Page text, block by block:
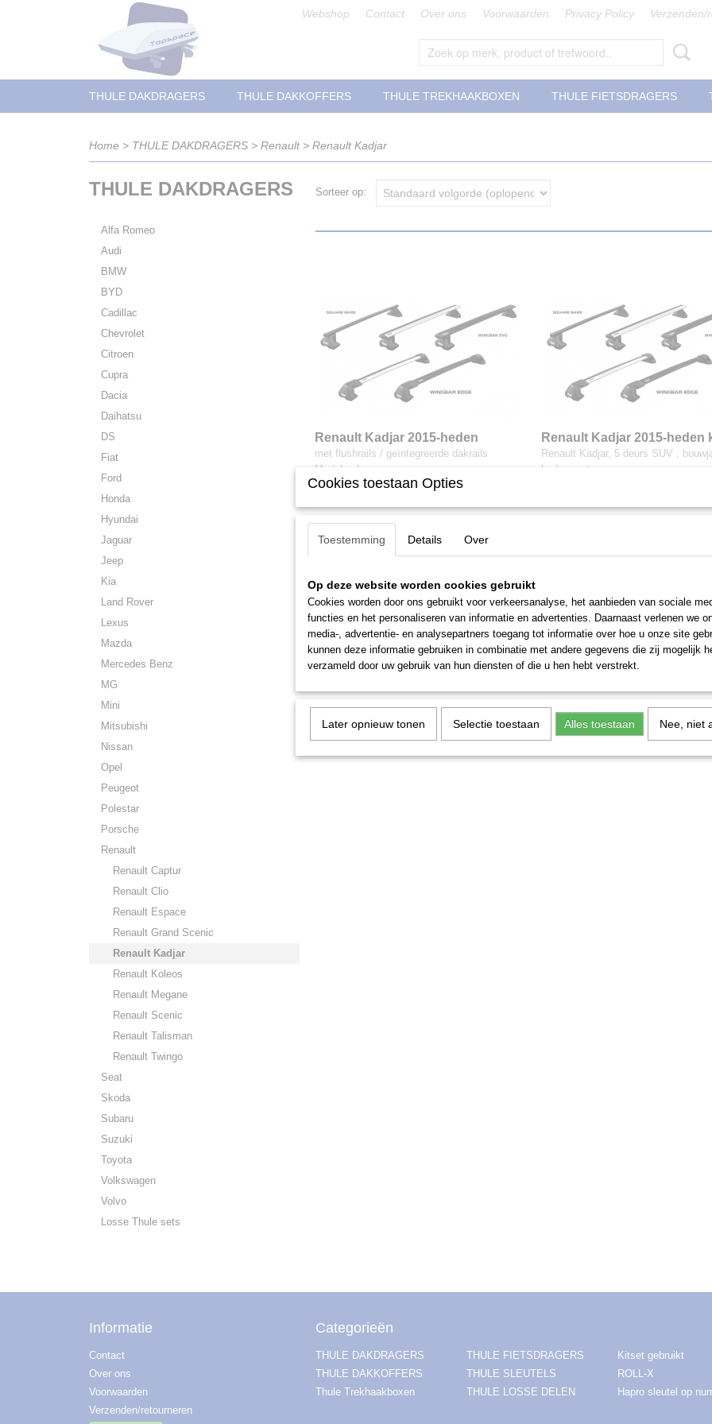
Webshop Contact Over ons Voorwaarden Privacy Policy Verzenden/
THULE DAKDRAGERS THULE DAKKOFFERS THULE TREKHAAKBOXEN THULE FIETSDRAGERS
Home > THULE DAKDRAGERS > Renault> Renault Kadjar
THULE DAKDRAGERS
Alfa Romeo
Audi
BMW
BYD
Cadillac
Chevrolet
Citroen
Cupra
Dacia
Daihatsu
DS
Fiat
Ford
Honda
Hyundai
Jaguar
Jeep
Kia
Land Rover
Lexus
Mazda
Mercedes Benz
MG
Mini
Mitsubishi
Nissan
Opel
Peugeot
Polestar
Porsche
Renault
Renault Captur
Renault Clio
Renault Espace
Renault Grand Scenic
Renault Kadjar
Renault Koleos
Renault Megane
Renault Scenic
Renault Talisman
Renault Twingo
Seat
Skoda
Subaru
Suzuki
Toyota
Volkswagen
Volvo
Losse Thule sets
Sorteer op:
Renault Kadjar 2015-heden
flushrails / geintegreerde rails
met flushrails / geïntegreerde dakrails
Modelreeks…
Renault Kadjar 2015-heden
glad dak
Renault Kadjar, 5 deurs SUV ,
heden met een…
Informatie
Contact
Over ons
Voorwaarden
Verzenden/retourneren
Categorieën
THULE DAKDRAGERS
THULE DAKKOFFERS
Thule Trekhaakboxen
THULE FIETSDRAGERS
THULE SLEUTELS
THULE LOSSE DELEN
Kitset gebruikt
ROLL-X
Hapro sleutel op
Cookies toestaan Opties
Toestemming Details Over
Op deze website worden cookies gebruikt
Cookies worden door ons gebruikt voor verkeersanalyse, het aanbieden van sociale
functies en het personaliseren van informatie en advertenties. Daarnaast verlenen we
media-, advertentie- en analysepartners toegang tot informatie over hoe u onze site
kunnen deze informatie gebruiken in combinatie met andere gegevens die zij mogelijk
verzameld door uw gebruik van hun diensten of die u hen hebt verstrekt.
Later opnieuw tonen Selectie toestaan Alles toestaan Nee, niet